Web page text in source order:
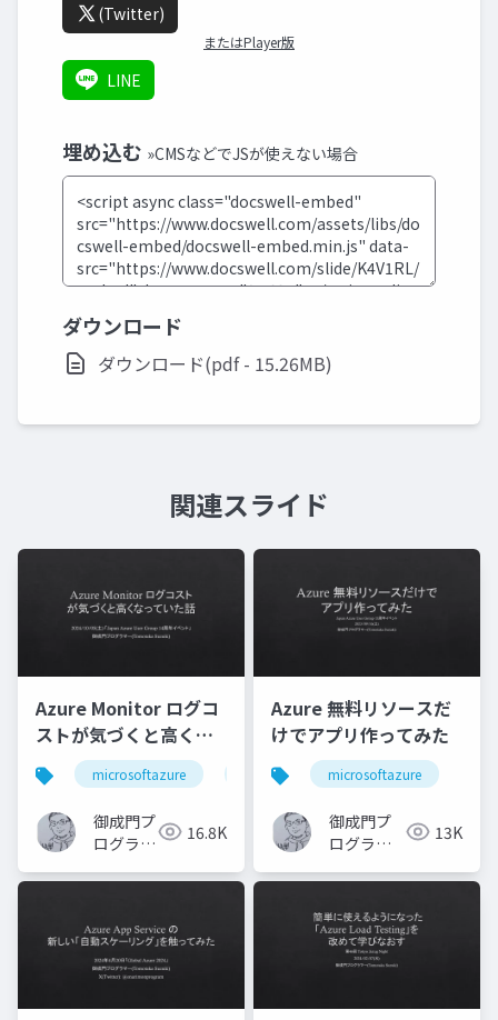
(Twitter)
またはPlayer版
LINE
埋め込む »CMSなどでJSが使えない場合
ダウンロード
ダウンロード(pdf - 15.26MB)
関連スライド
Azure Monitor ログコ
ストが気づくと高くな
っていた話microsoftazure azure microsoft
御成門プ
ログラマ
(Tomotaka
16.8K
Azure 無料リソースだ
けでアプリ作ってみた
microsoftazure
御成門プ
ログラマ
(Tomotaka
Suzuki)
13K